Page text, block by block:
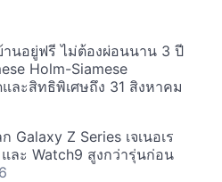
นอยู่ฟรี ไม่ต้องผ่อนนาน 3 ปี
Holm-Siamese
ละสิทธิพิเศษถึง 31 สิงหาคม
Galaxy Z Series เจเนอเร
ละ Watch9 สูงกว่ารุ่นก่อน